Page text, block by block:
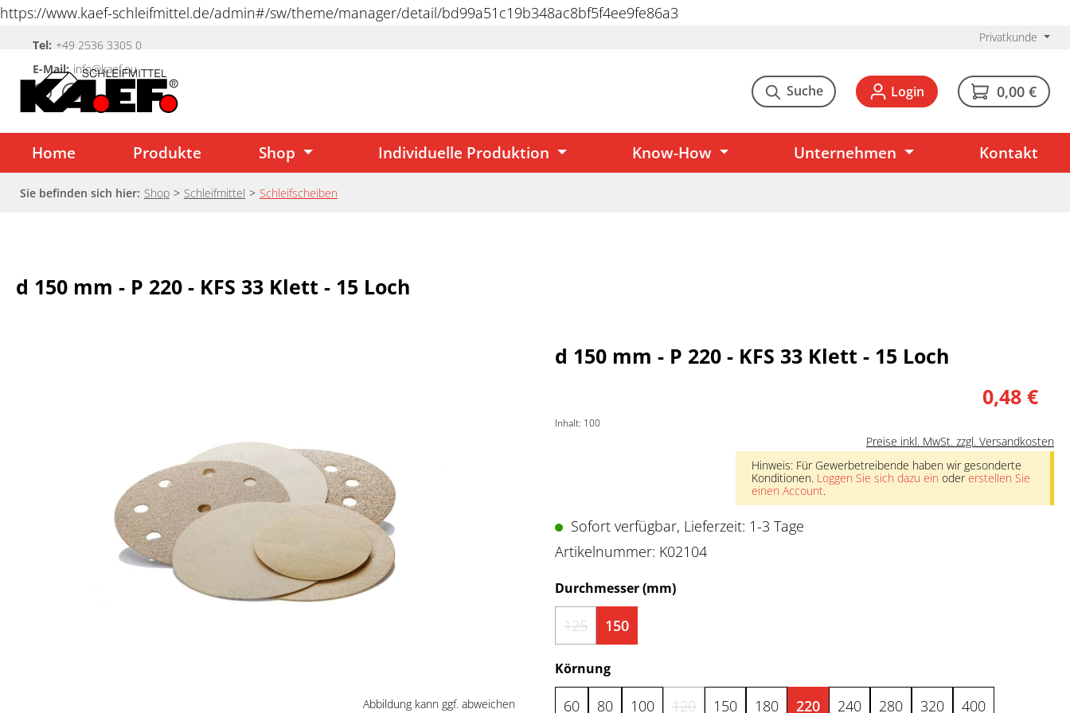
https://www.kaef-schleifmittel.de/admin#/sw/theme/manager/detail/bd99a51c19b348ac8bf5f4ee9fe86a3
Zur Hauptnavigation springen
Tel: +49 2536 3305 0
E-Mail: info@kaef.eu
Privatkunde
Suche Login 0,00 €
Home Produkte Shop Individuelle Produktion Know-How Unternehmen Kontakt
Sie befinden sich hier: Shop > Schleifmittel > Schleifscheiben
d 150 mm - P 220 - KFS 33 Klett - 15 Loch
Abbildung kann ggf. abweichen
d 150 mm - P 220 - KFS 33 Klett - 15 Loch
0,48 €
Inhalt: 100
Preise inkl. MwSt. zzgl. Versandkosten
Hinweis: Für Gewerbetreibende haben wir gesonderte
Konditionen. Loggen Sie sich dazu ein odererstellen Sie
einen Account.
Sofort verfügbar, Lieferzeit: 1-3 Tage
Artikelnummer: K02104
Durchmesser (mm)auswählen
125(Diese Option ist zurzeit nicht verfügbar.)
150
Körnungauswählen
60 80 100 120 150 180 220 240 280 320 400